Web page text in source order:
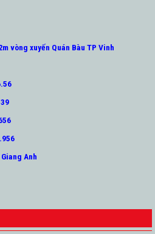
vòng xuyến Quán Bàu TP Vinh
Anh